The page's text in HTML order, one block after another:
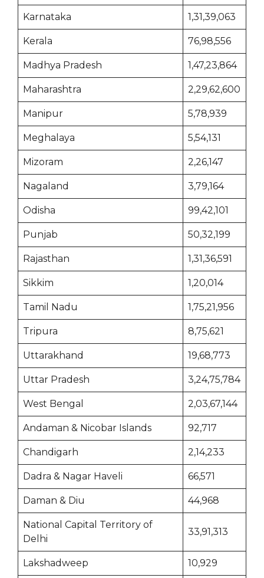
Karnataka 1,31,39,063
Kerala 76,98,556
Madhya Pradesh 1,47,23,864
Maharashtra 2,29,62,600
Manipur 5,78,939
Meghalaya 5,54,131
Mizoram 2,26,147
Nagaland 3,79,164
Odisha 99,42,101
Punjab 50,32,199
Rajasthan 1,31,36,591
Sikkim 1,20,014
Tamil Nadu 1,75,21,956
Tripura 8,75,621
Uttarakhand 19,68,773
Uttar Pradesh 3,24,75,784
West Bengal 2,03,67,144
Andaman & Nicobar Islands 92,717
Chandigarh 2,14,233
Dadra & Nagar Haveli 66,571
Daman & Diu 44,968
National Capital Territory of
Delhi
33,91,313
Lakshadweep 10,929